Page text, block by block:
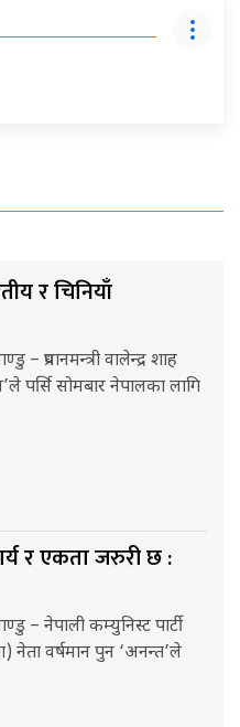
र चिनियाँ
– प्रधानमन्त्री वालेन्द्र शाह
पर्सि सोमबार नेपालका लागि
र एकता जरुरी छ :
– नेपाली कम्युनिस्ट पार्टी
नेता वर्षमान पुन ‘अनन्त’ले